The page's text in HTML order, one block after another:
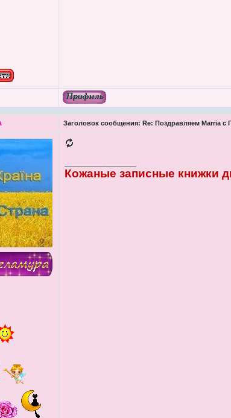
Заголовок сообщения: Re: Поздравляем Marria
Кожаные записные книжки